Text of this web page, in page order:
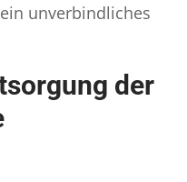
unverbindliches
der